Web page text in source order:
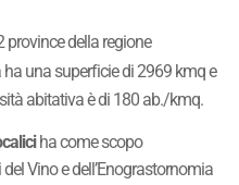
province della regione
una superficie di 2969 kmq e
abitativa è di 180 ab./kmq.
ha come scopo
Vino e dell’Enograstornomia